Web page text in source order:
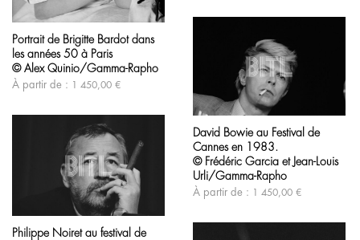
choisies
Ce
a
plusieurs
variations.
Les
options
Portrait de Brigitte Bardot dans
les années 50 à Paris
© Alex Quinio/Gamma-Rapho
À partir de : 1 450,00 €
Ce
a
plusieurs
variations.
Les
options
peuvent
choisies
David Bowie au Festival de
Cannes en 1983.
© Frédéric Garcia et Jean-Louis
Urli/Gamma-Rapho
À partir de : 1 450,00 €
aPhilippe Noiret au festival de